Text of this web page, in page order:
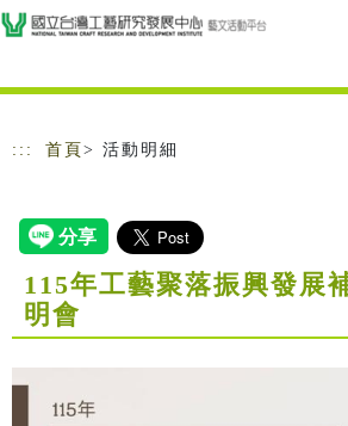
跳到主要內容
網站導覽
::: 首頁 > 活動明細
115年工藝聚落振興發展
明會